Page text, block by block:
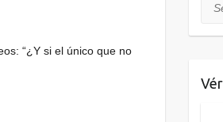
“¿Y si el único que no